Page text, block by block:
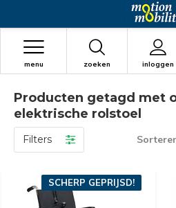
zoeken inloggen
menu
Producten getagd met
elektrische rolstoel
Filters
SCHERP GEPRIJSD!